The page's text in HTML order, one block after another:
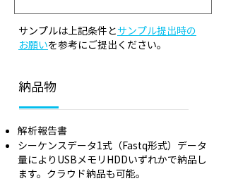
サンプルは上記条件とサンプル提出時の
お願いを参考にご提出ください。
納品物
解析報告書
シーケンスデータ1式（Fastq形式）データ
量によりUSBメモリHDDいずれかで納品し
ます。クラウド納品も可能。